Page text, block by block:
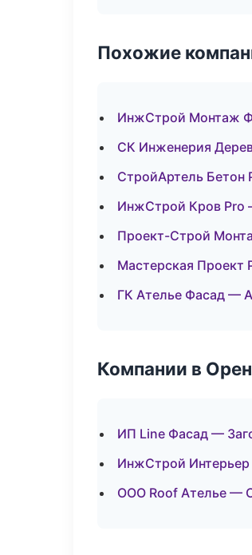
Похожие
ИнжСтрой Монтаж
СК Инженерия
СтройАртель Бетон
ИнжСтрой Кров Pro
Проект-Строй
Мастерская Проект
ГК Ателье Фасад —
Компании в
ИП Line Фасад —
ИнжСтрой
ООО Roof Ателье —